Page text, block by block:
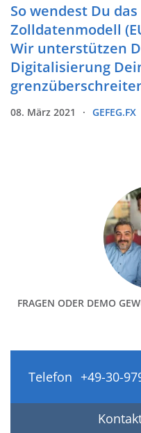
So wendest Du
Zolldatenmodell
Wir unterstützen
Digitalisierung
08. März 2021 GEFEG.FX
FRAGEN ODER DEMO
Telefon +49-30-